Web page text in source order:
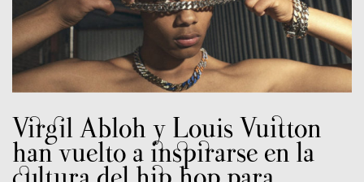
Virgil Abloh y Louis Vuitton
han vuelto a inspirarse en la